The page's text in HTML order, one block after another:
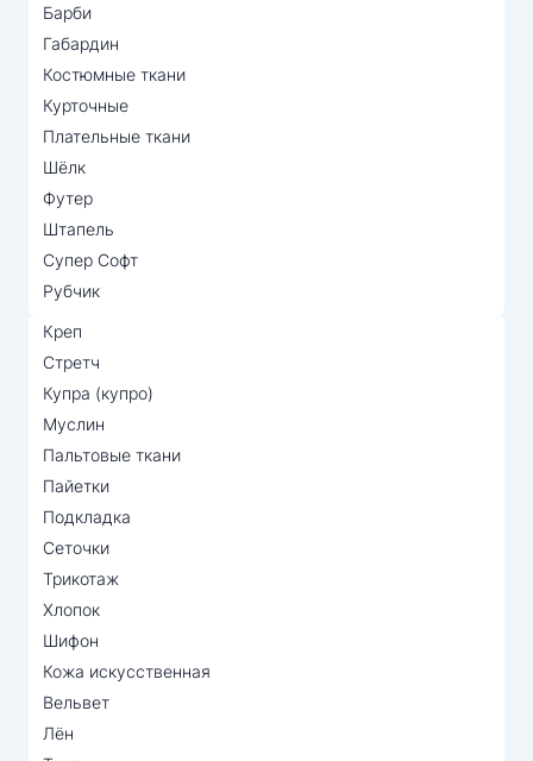
Барби
Габардин
Костюмные ткани
Курточные
Плательные ткани
Шёлк
Футер
Штапель
Супер Софт
Рубчик
Креп
Стретч
Купра (купро)
Муслин
Пальтовые ткани
Пайетки
Подкладка
Сеточки
Трикотаж
Хлопок
Шифон
Кожа искусственная
Вельвет
Лён